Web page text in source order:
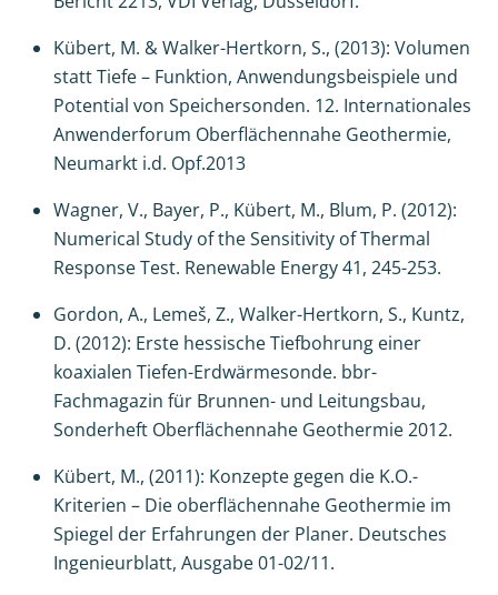
Kübert, M. & Walker-Hertkorn, S., (2013): Volumen
statt Tiefe – Funktion, Anwendungsbeispiele und
Potential von Speichersonden. 12. Internationales
Anwenderforum Oberflächennahe Geothermie,
Neumarkt i.d. Opf.2013
Wagner, V., Bayer, P., Kübert, M., Blum, P. (2012):
Numerical Study of the Sensitivity of Thermal
Response Test. Renewable Energy 41, 245-253.
Gordon, A., Lemeš, Z., Walker-Hertkorn, S., Kuntz,
D. (2012): Erste hessische Tiefbohrung einer
koaxialen Tiefen-Erdwärmesonde. bbr-
Fachmagazin für Brunnen- und Leitungsbau,
Sonderheft Oberflächennahe Geothermie 2012.
Kübert, M., (2011): Konzepte gegen die K.O.-
Kriterien – Die oberflächennahe Geothermie im
Spiegel der Erfahrungen der Planer. Deutsches
Ingenieurblatt, Ausgabe 01-02/11.